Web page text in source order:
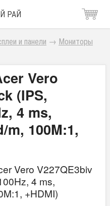
РАЙ
и панели → Мониторы
Vero
(IPS,
4 ms,
m, 100M:1,
Vero V227QE3biv
4 ms,
+HDMI)